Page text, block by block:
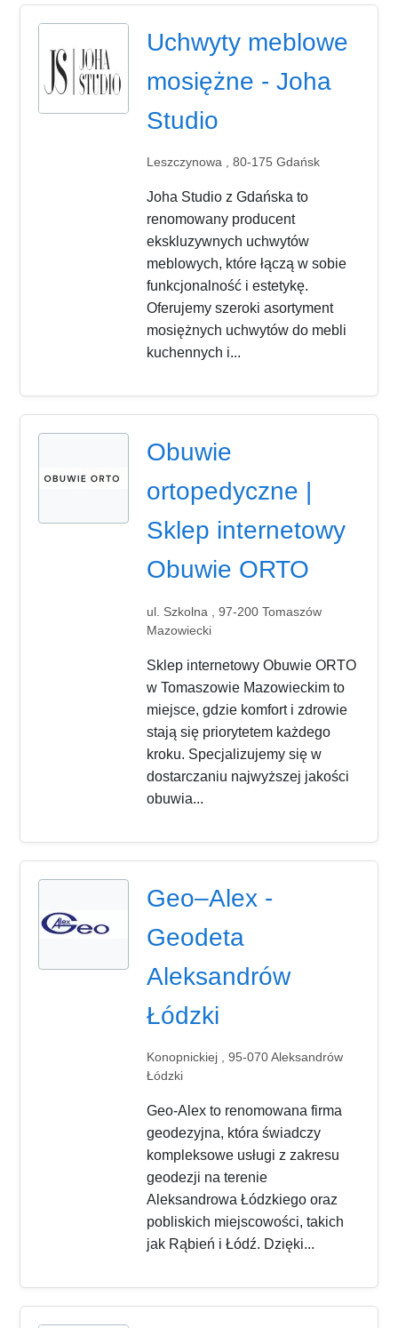
Uchwyty meblowe
mosiężne - Joha
Studio
Leszczynowa , 80-175 Gdańsk
Joha Studio z Gdańska to
renomowany producent
ekskluzywnych uchwytów
meblowych, które łączą w sobie
funkcjonalność i estetykę.
Oferujemy szeroki asortyment
mosiężnych uchwytów do mebli
kuchennych i...
Obuwie
ortopedyczne |
Sklep internetowy
Obuwie ORTO
ul. Szkolna , 97-200 Tomaszów
Mazowiecki
Sklep internetowy Obuwie ORTO
w Tomaszowie Mazowieckim to
miejsce, gdzie komfort i zdrowie
stają się priorytetem każdego
kroku. Specjalizujemy się w
dostarczaniu najwyższej jakości
obuwia...
Geo–Alex -
Geodeta
Aleksandrów
Łódzki
Konopnickiej , 95-070 Aleksandrów
Łódzki
Geo-Alex to renomowana firma
geodezyjna, która świadczy
kompleksowe usługi z zakresu
geodezji na terenie
Aleksandrowa Łódzkiego oraz
pobliskich miejscowości, takich
jak Rąbień i Łódź. Dzięki...